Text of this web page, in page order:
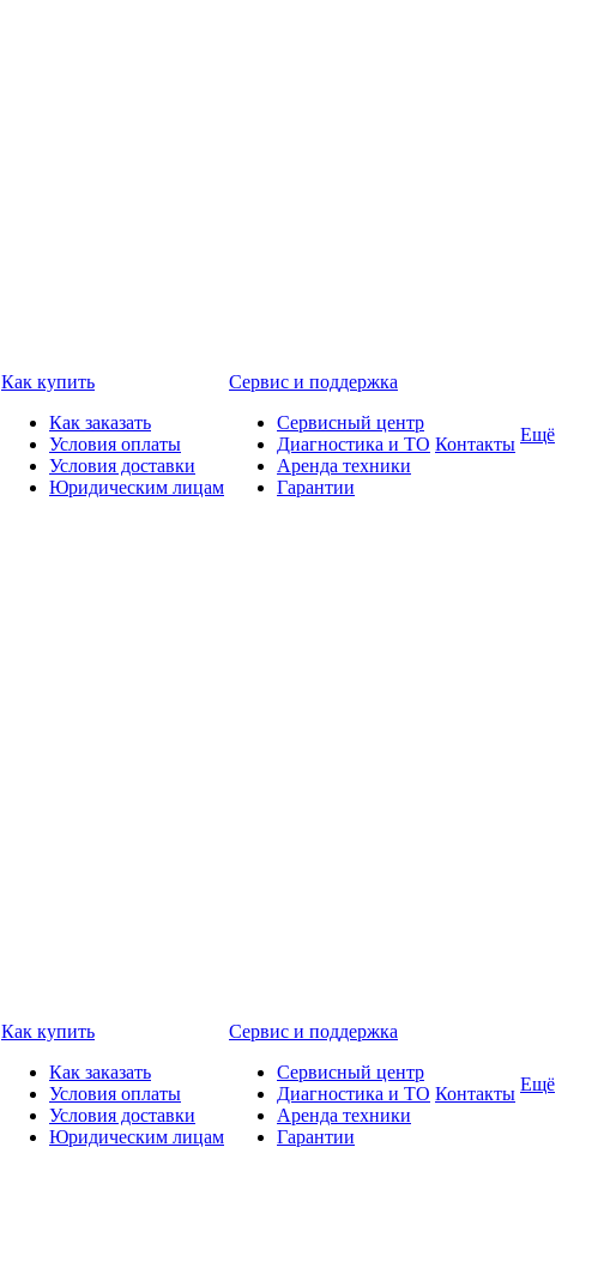
Как купить
Как заказать
Условия оплаты
Условия доставки
Юридическим лицам
Сервис и поддержка
Сервисный центр
Диагностика и ТО
Аренда техники
Гарантии
Контакты Ещё
Как купить
Как заказать
Условия оплаты
Условия доставки
Юридическим лицам
Сервис и поддержка
Сервисный центр
Диагностика и ТО
Аренда техники
Гарантии
Контакты Ещё